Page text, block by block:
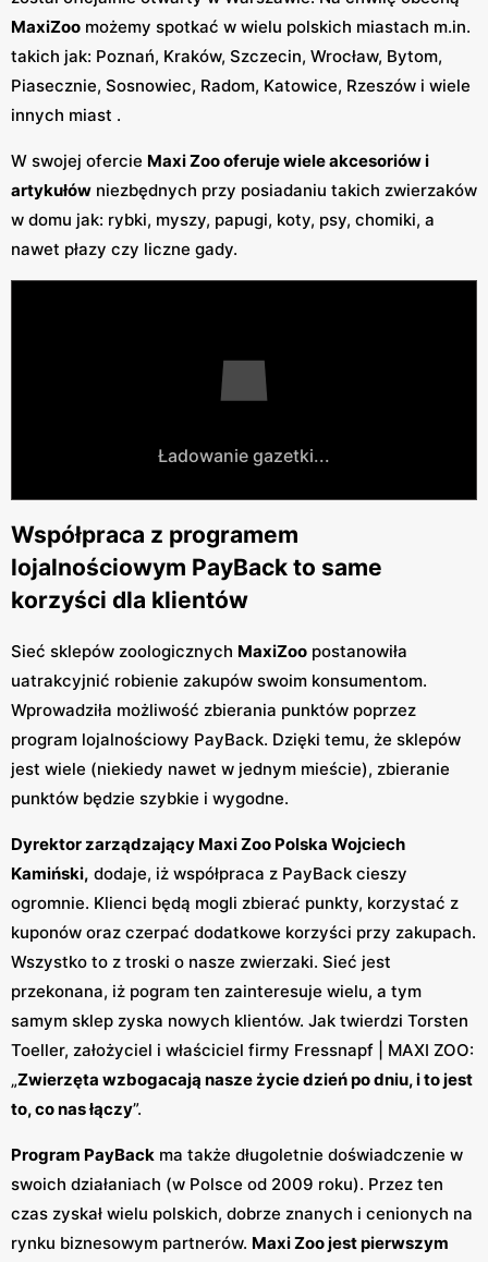
MaxiZoo możemy spotkać w wielu polskich miastach m.in.
takich jak: Poznań, Kraków, Szczecin, Wrocław, Bytom,
Piasecznie, Sosnowiec, Radom, Katowice, Rzeszów i wiele
innych miast .
W swojej ofercie Maxi Zoo oferuje wiele akcesoriów i
artykułów niezbędnych przy posiadaniu takich zwierzaków
w domu jak: rybki, myszy, papugi, koty, psy, chomiki, a
nawet płazy czy liczne gady.
Ładowanie gazetki...
Współpraca z programem
lojalnościowym PayBack to same
korzyści dla klientów
Sieć sklepów zoologicznych MaxiZoo postanowiła
uatrakcyjnić robienie zakupów swoim konsumentom.
Wprowadziła możliwość zbierania punktów poprzez
program lojalnościowy PayBack. Dzięki temu, że sklepów
jest wiele (niekiedy nawet w jednym mieście), zbieranie
punktów będzie szybkie i wygodne.
Dyrektor zarządzający Maxi Zoo Polska Wojciech
Kamiński, dodaje, iż współpraca z PayBack cieszy
ogromnie. Klienci będą mogli zbierać punkty, korzystać z
kuponów oraz czerpać dodatkowe korzyści przy zakupach.
Wszystko to z troski o nasze zwierzaki. Sieć jest
przekonana, iż pogram ten zainteresuje wielu, a tym
samym sklep zyska nowych klientów. Jak twierdzi Torsten
Toeller, założyciel i właściciel firmy Fressnapf | MAXI ZOO:
„Zwierzęta wzbogacają nasze życie dzień po dniu, i to jest
to, co nas łączy”.
Program PayBack ma także długoletnie doświadczenie w
swoich działaniach (w Polsce od 2009 roku). Przez ten
czas zyskał wielu polskich, dobrze znanych i cenionych na
rynku biznesowym partnerów. Maxi Zoo jest pierwszym